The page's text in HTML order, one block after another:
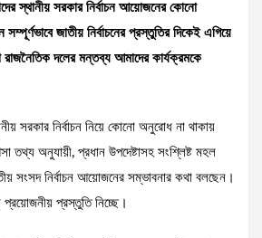
স্থানীয় সরকার নির্বাচন আয়োজনের কোনো
জাতীয় নির্বাচনের প্রস্তুতির দিকেই এগিয়ে
রাজনৈতিক দলের মন্তব্য আমাদের কার্যক্রমকে
সরকার নির্বাচন নিয়ে কোনো অনুরোধ না থাকায়
তথ্য অনুযায়ী, প্রধান উপদেষ্টাসহ সংশ্লিষ্ট মহল
সংসদ নির্বাচন আয়োজনের সম্ভাবনার কথা বলছেন।
প্রয়োজনীয় প্রস্তুতি নিচ্ছে।